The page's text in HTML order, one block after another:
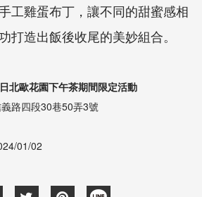
工雞蛋布丁，讓不同的甜蜜感相
打造出飯後收尾的美妙組合。
北歐花園下午茶期間限定活動
路四段30巷50弄3號
01/02